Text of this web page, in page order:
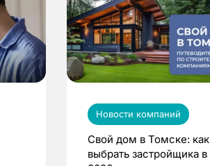
Новости компаний
Свой дом в Томске: как
выбрать застройщика в